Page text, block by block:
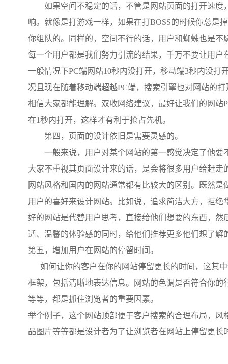
如果空间不稳定的话，不管是网站页面的打开速度
响。就像是打游戏一样，如果在打BOSS的时候你总是
你组队的。同样的，空间不行的话，用户和蜘蛛也是不
每一个用户都是我们努力引流的结果，千万不要让用户
一般情况下PC端网站10秒内没打开，移动端3秒内没打
况且现在随着移动端超越PC端，搜索引擎也对网站的
相信大家都能理解。双收网络建议，最好让我们的网站
在1秒内打开，这样才有利于抢占先机。
第四，页面的设计依旧是需要灵感的。
一般来说，用户对某个网站的第一感觉决定了他要
大家不重视其页面设计来的话，是会将很多用户给赶走
网站风格和国内的网站通常都有比较大的区别。既然
用户的喜好来设计网站。比如说，追求简洁大方，拒绝
好的网站是代替用户思考，直接给他们想要的东西，然
适、温馨的体验感的同时，给他们推荐更多他们想了解
第五，增加用户在网站的停留时间。
如何让你的客户在你的网站停留更长的时间，这其
框架，包括清晰地表达信息。网站的色调是否符合你的
等等，都是抓住浏览者的重要因素。
举个例子，这个网站顶部便于客户搜索的合理布局，风
品图片等等都是设计者为了让浏览者在网站上停留更长